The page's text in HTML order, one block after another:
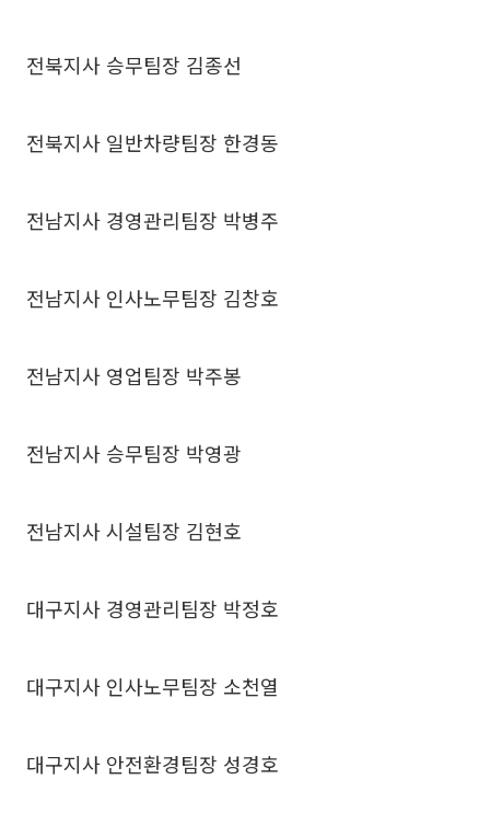
전북지사 승무팀장 김종선
전북지사 일반차량팀장 한경동
전남지사 경영관리팀장 박병주
전남지사 인사노무팀장 김창호
전남지사 영업팀장 박주봉
전남지사 승무팀장 박영광
전남지사 시설팀장 김현호
대구지사 경영관리팀장 박정호
대구지사 인사노무팀장 소천열
대구지사 안전환경팀장 성경호